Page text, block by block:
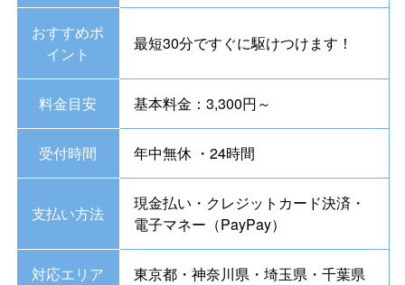
おすすめポ
イント
最短30分ですぐに駆けつけます！
料金目安 基本料金：3,300円～
受付時間 年中無休 ・24時間
支払い方法
現金払い・クレジットカード決済・
電子マネー（PayPay）
対応エリア 東京都・神奈川県・埼玉県・千葉県